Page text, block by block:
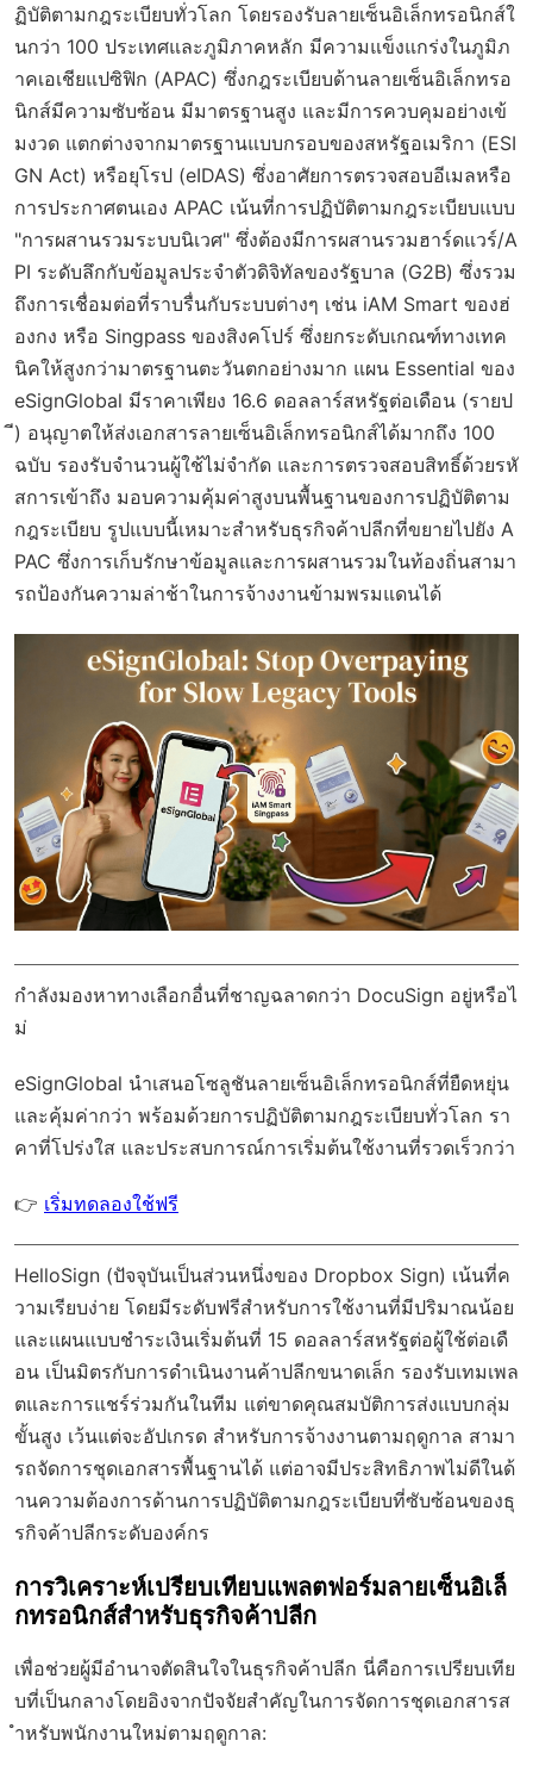
ฏิบัติตามกฎระเบียบทั่วโลก โดยรองรับลายเซ็นอิเล็กทรอนิกส์ใ
นกว่า 100 ประเทศและภูมิภาคหลัก มีความแข็งแกร่งในภูมิภ
าคเอเชียแปซิฟิก (APAC) ซึ่งกฎระเบียบด้านลายเซ็นอิเล็กทรอ
นิกส์มีความซับซ้อน มีมาตรฐานสูง และมีการควบคุมอย่างเข้
มงวด แตกต่างจากมาตรฐานแบบกรอบของสหรัฐอเมริกา (ESI
GN Act) หรือยุโรป (eIDAS) ซึ่งอาศัยการตรวจสอบอีเมลหรือ
การประกาศตนเอง APAC เน้นที่การปฏิบัติตามกฎระเบียบแบบ
"การผสานรวมระบบนิเวศ" ซึ่งต้องมีการผสานรวมฮาร์ดแวร์/A
PI ระดับลึกกับข้อมูลประจำตัวดิจิทัลของรัฐบาล (G2B) ซึ่งรวม
ถึงการเชื่อมต่อที่ราบรื่นกับระบบต่างๆ เช่น iAM Smart ของฮ่
องกง หรือ Singpass ของสิงคโปร์ ซึ่งยกระดับเกณฑ์ทางเทค
นิคให้สูงกว่ามาตรฐานตะวันตกอย่างมาก แผน Essential ของ
eSignGlobal มีราคาเพียง 16.6 ดอลลาร์สหรัฐต่อเดือน (รายป
ี) อนุญาตให้ส่งเอกสารลายเซ็นอิเล็กทรอนิกส์ได้มากถึง 100
ฉบับ รองรับจำนวนผู้ใช้ไม่จำกัด และการตรวจสอบสิทธิ์ด้วยรหั
สการเข้าถึง มอบความคุ้มค่าสูงบนพื้นฐานของการปฏิบัติตาม
กฎระเบียบ รูปแบบนี้เหมาะสำหรับธุรกิจค้าปลีกที่ขยายไปยัง A
PAC ซึ่งการเก็บรักษาข้อมูลและการผสานรวมในท้องถิ่นสามา
รถป้องกันความล่าช้าในการจ้างงานข้ามพรมแดนได้
กำลังมองหาทางเลือกอื่นที่ชาญฉลาดกว่า DocuSign อยู่หรือไ
ม่
eSignGlobal นำเสนอโซลูชันลายเซ็นอิเล็กทรอนิกส์ที่ยืดหยุ่น
และคุ้มค่ากว่า พร้อมด้วยการปฏิบัติตามกฎระเบียบทั่วโลก รา
คาที่โปร่งใส และประสบการณ์การเริ่มต้นใช้งานที่รวดเร็วกว่า
👉 เริ่มทดลองใช้ฟรี
HelloSign (ปัจจุบันเป็นส่วนหนึ่งของ Dropbox Sign) เน้นที่ค
วามเรียบง่าย โดยมีระดับฟรีสำหรับการใช้งานที่มีปริมาณน้อย
และแผนแบบชำระเงินเริ่มต้นที่ 15 ดอลลาร์สหรัฐต่อผู้ใช้ต่อเดื
อน เป็นมิตรกับการดำเนินงานค้าปลีกขนาดเล็ก รองรับเทมเพล
ตและการแชร์ร่วมกันในทีม แต่ขาดคุณสมบัติการส่งแบบกลุ่ม
ขั้นสูง เว้นแต่จะอัปเกรด สำหรับการจ้างงานตามฤดูกาล สามา
รถจัดการชุดเอกสารพื้นฐานได้ แต่อาจมีประสิทธิภาพไม่ดีในด้
านความต้องการด้านการปฏิบัติตามกฎระเบียบที่ซับซ้อนของธุ
รกิจค้าปลีกระดับองค์กร
การวิเคราะห์เปรียบเทียบแพลตฟอร์มลายเซ็นอิเล็
กทรอนิกส์สำหรับธุรกิจค้าปลีก
เพื่อช่วยผู้มีอำนาจตัดสินใจในธุรกิจค้าปลีก นี่คือการเปรียบเทีย
บที่เป็นกลางโดยอิงจากปัจจัยสำคัญในการจัดการชุดเอกสารส
ำหรับพนักงานใหม่ตามฤดูกาล: